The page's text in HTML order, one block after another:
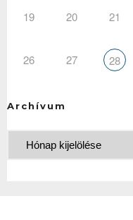
19 20 21
26 27 28
Archívum